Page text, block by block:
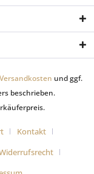
Versandkosten und ggf.
beschrieben.
Kontakt